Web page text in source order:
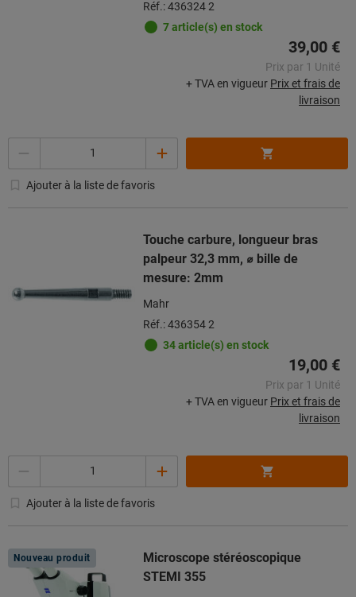
Réf.: 436324 2
7 article(s) en stock
39,00 €
Prix par 1 Unité
+ TVA en vigueur Prix et frais de
livraison
Ajouter à la liste de favoris
Touche carbure, longueur bras
palpeur 32,3 mm, ⌀ bille de
mesure: 2mm
Mahr
Réf.: 436354 2
34 article(s) en stock
19,00 €
Prix par 1 Unité
+ TVA en vigueur Prix et frais de
livraison
Ajouter à la liste de favoris
Nouveau produit
Microscope stéréoscopique
STEMI 355